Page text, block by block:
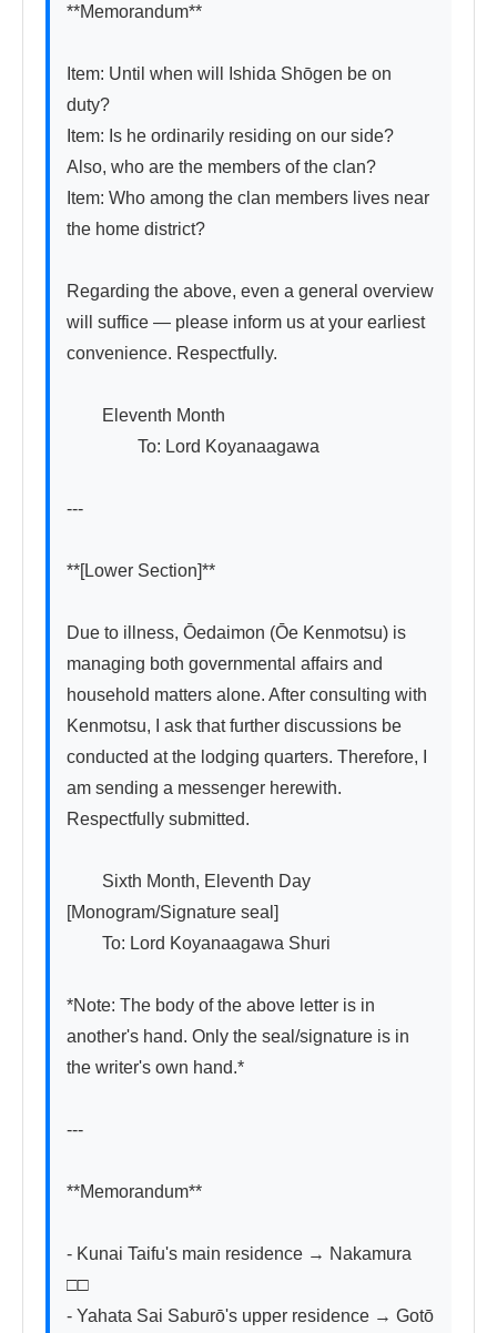
**Memorandum**
Item: Until when will Ishida Shōgen be on
duty?
Item: Is he ordinarily residing on our side?
Also, who are the members of the clan?
Item: Who among the clan members lives near
the home district?
Regarding the above, even a general overview
will suffice — please inform us at your earliest
convenience. Respectfully.
Eleventh Month
To: Lord Koyanaagawa
---
**[Lower Section]**
Due to illness, Ōedaimon (Ōe Kenmotsu) is
managing both governmental affairs and
household matters alone. After consulting with
Kenmotsu, I ask that further discussions be
conducted at the lodging quarters. Therefore, I
am sending a messenger herewith.
Respectfully submitted.
Sixth Month, Eleventh Day
[Monogram/Signature seal]
To: Lord Koyanaagawa Shuri
*Note: The body of the above letter is in
another's hand. Only the seal/signature is in
the writer's own hand.*
---
**Memorandum**
- Kunai Taifu's main residence → Nakamura
□□
- Yahata Sai Saburō's upper residence → Gotō